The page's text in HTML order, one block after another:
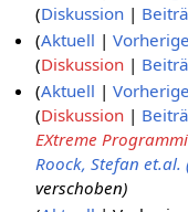
0
n
e
B
e
a
r
b
M
e
i
n
e
B
e
a
r
b
e
Diskussion
K
e
i
n
e
B
e
a
5
Aktuell
Diskussion
K
e
i
n
e
Aktuell
Diskussion
EXtreme
Roock, Stefan et.al.
verschoben